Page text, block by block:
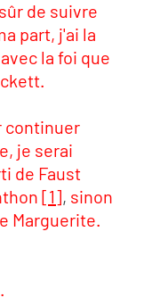
de suivre
part, j'ai la
la foi que
continuer
je serai
de Faust
[1], sinon
Marguerite.